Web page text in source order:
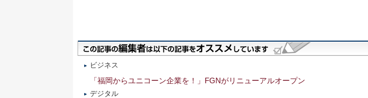
ビジネス
「福岡からユニコーン企業を！」FGNがリニューアルオープン
デジタル